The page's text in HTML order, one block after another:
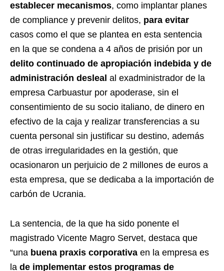
establecer mecanismos, como implantar planes
de compliance y prevenir delitos, para evitar
casos como el que se plantea en esta sentencia
en la que se condena a 4 años de prisión por un
delito continuado de apropiación indebida y de
administración desleal al exadministrador de la
empresa Carbuastur por apoderase, sin el
consentimiento de su socio italiano, de dinero en
efectivo de la caja y realizar transferencias a su
cuenta personal sin justificar su destino, además
de otras irregularidades en la gestión, que
ocasionaron un perjuicio de 2 millones de euros a
esta empresa, que se dedicaba a la importación de
carbón de Ucrania.
La sentencia, de la que ha sido ponente el
magistrado Vicente Magro Servet, destaca que
“una buena praxis corporativa en la empresa es
la de implementar estos programas de